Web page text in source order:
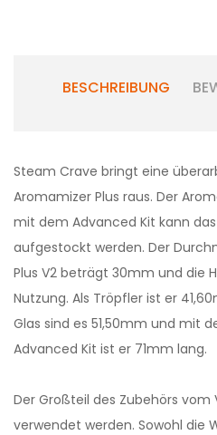
BESCHREIBUNG
Steam Crave bringt eine
Aromamizer Plus raus. Der
mit dem Advanced Kit kann
aufgestockt werden. Der
Plus V2 beträgt 30mm und die
Nutzung. Als Tröpfler ist er
Glas sind es 51,50mm und mit
Advanced Kit ist er 71mm lang.
Der Großteil des Zubehörs vom
verwendet werden. Sowohl die